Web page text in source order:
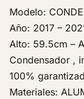
e
v
r
o
l
e
Modelo:
Año: 2017 –
Alto: 59.5cm –
Condensador ,
100%
Materiales: